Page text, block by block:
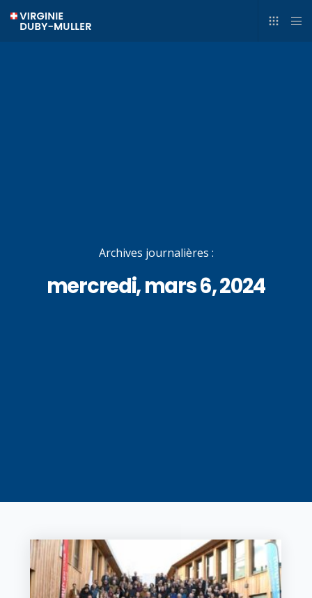
Archives journalières :
mercredi, mars 6, 2024